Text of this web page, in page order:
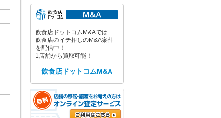
飲食店ドットコムM&Aでは
飲食店のイチ押しのM&A案件
を配信中！
1店舗から買取可能！
飲食店ドットコムM&A